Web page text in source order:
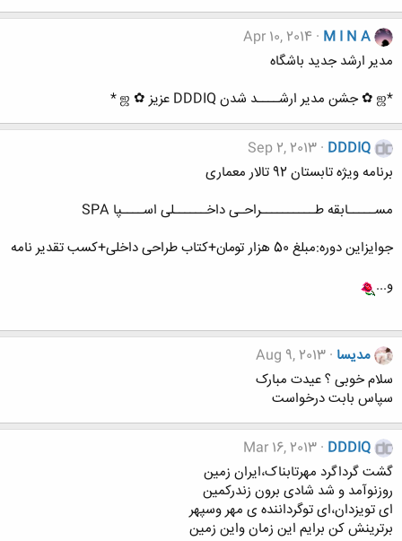
M I N A
Apr 10, 2014
مدیر ارشد جدید باشگاه
*ஜ ✿ جشن مدیر ارشــــد شدن DDDIQ عزیز ✿ ஜ *
DDDIQ
Sep 2, 2013
برنامه ویژه تابستان 92 تالار معماری
مســـــابقه طــــــــــراحـی داخــــــلی اســــپا SPA
جوایزاین دوره:مبلغ 50 هزار تومان+کتاب طراحی داخلی+کسب تقدیر نامه
و...
مدیسا Aug 9, 2013
سلام خوبی ؟ عیدت مبارک
سپاس بابت درخواست
DDDIQ
Mar 16, 2013
گشت گرداگرد مهرتابناک،ایران زمین
روزنوآمد و شد شادی برون زندرکمین
ای تویزدان،ای توگرداننده ی مهر وسپهر
برترینش کن برایم این زمان واین زمین